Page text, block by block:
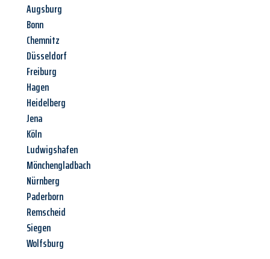
Augsburg
Bonn
Chemnitz
Düsseldorf
Freiburg
Hagen
Heidelberg
Jena
Köln
Ludwigshafen
Mönchengladbach
Nürnberg
Paderborn
Remscheid
Siegen
Wolfsburg